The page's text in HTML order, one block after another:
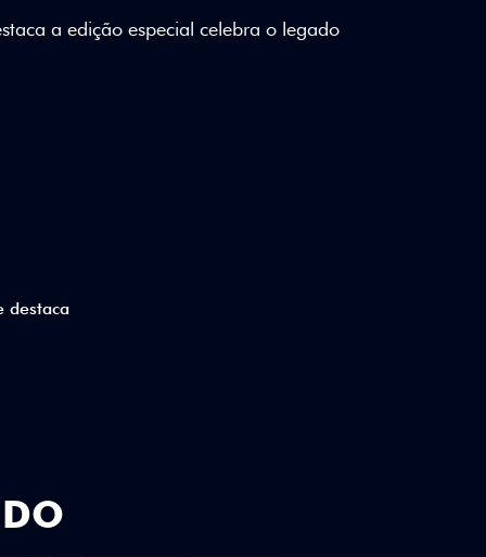
e detalhes em Citrus Green criam